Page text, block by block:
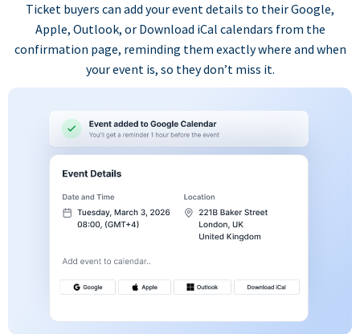
Ticket buyers can add your event details to their Google,
Apple, Outlook, or Download iCal calendars from the
confirmation page, reminding them exactly where and when
your event is, so they don’t miss it.